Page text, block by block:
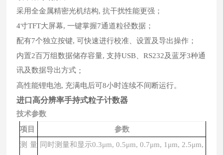
采用全金属精密光机结构, 抗干扰性能更强；
4寸TFT大屏幕,一键掌握7通道粒径数据 ；
配有7个独立按键, 可快速进行校准、设置及导出操作；
内置2百万组数据储存容量,支持USB、RS232及蓝牙3种通
讯及数据导出方式 ；
高性能锂电池, 充满电后可8小时连续不间断运行。
进口高分辨率手持式粒子计数器
技术参数
项目
参数
测量 同时测量和显示0.3μm, 0.5μm, 0.7μm, 1μm, 2.5μm,